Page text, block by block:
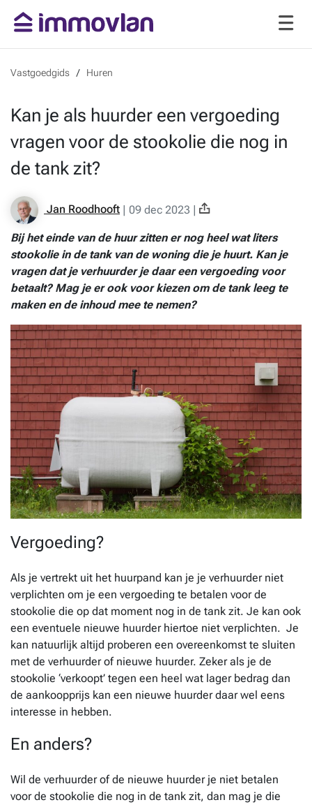
Vastgoedgids Huren
Kan je als huurder een vergoeding
vragen voor de stookolie die nog in
de tank zit?
Jan Roodhooft | 09 dec 2023 |
Bij het einde van de huur zitten er nog heel wat liters
stookolie in de tank van de woning die je huurt. Kan je
vragen dat je verhuurder je daar een vergoeding voor
betaalt? Mag je er ook voor kiezen om de tank leeg te
maken en de inhoud mee te nemen?
Vergoeding?
Als je vertrekt uit het huurpand kan je je verhuurder niet
verplichten om je een vergoeding te betalen voor de
stookolie die op dat moment nog in de tank zit. Je kan ook
een eventuele nieuwe huurder hiertoe niet verplichten. Je
kan natuurlijk altijd proberen een overeenkomst te sluiten
met de verhuurder of nieuwe huurder. Zeker als je de
stookolie ‘verkoopt’ tegen een heel wat lager bedrag dan
de aankoopprijs kan een nieuwe huurder daar wel eens
interesse in hebben.
En anders?
Wil de verhuurder of de nieuwe huurder je niet betalen
voor de stookolie die nog in de tank zit, dan mag je die